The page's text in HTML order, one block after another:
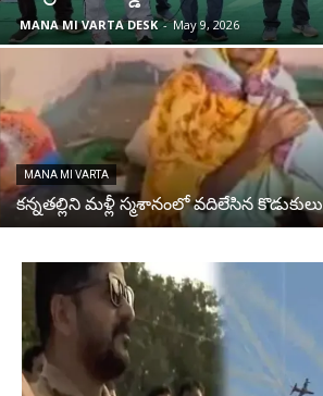
MANA MI VARTA DESK - May 9, 2026
MANA MI VARTA
కన్నతల్లిని మళ్లీ స్మశానంలో వదిలేసిన కొడుకులు